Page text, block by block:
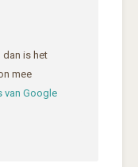
dan is het
mee
van Google